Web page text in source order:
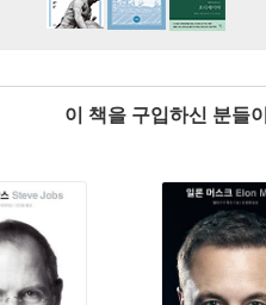
이 책을 구입하신 분들이